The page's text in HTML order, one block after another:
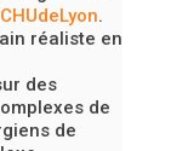
.
réaliste en
des
de
de